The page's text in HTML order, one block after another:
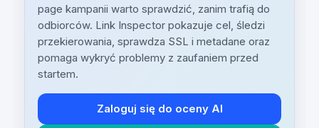
page kampanii warto sprawdzić, zanim trafią do
odbiorców. Link Inspector pokazuje cel, śledzi
przekierowania, sprawdza SSL i metadane oraz
pomaga wykryć problemy z zaufaniem przed
startem.
Zaloguj się do oceny AI